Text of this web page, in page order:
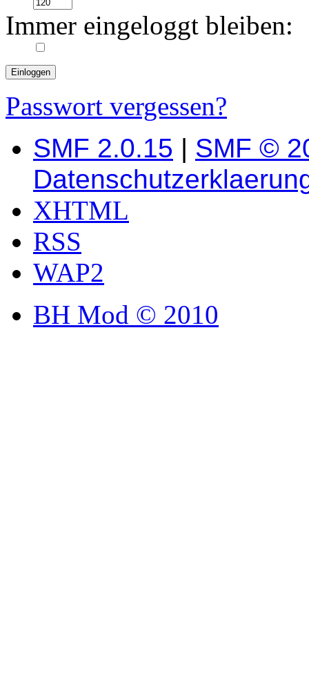
Immer eingeloggt bleiben:
Passwort vergessen?
SMF 2.0.15 | SMF ©
XHTML
RSS
WAP2
BH Mod © 2010